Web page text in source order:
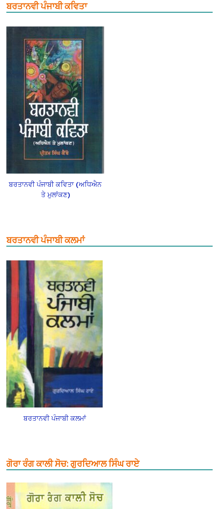
ਬਰਤਾਨਵੀ ਪੰਜਾਬੀ ਕਵਿਤਾ
ਬਰਤਾਨਵੀ ਪੰਜਾਬੀ ਕਵਿਤਾ (ਅਧਿਐਨ
ਤੇ ਮੁਲਾਂਕਣ)
ਬਰਤਾਨਵੀ ਪੰਜਾਬੀ ਕਲਮਾਂ
ਬਰਤਾਨਵੀ ਪੰਜਾਬੀ ਕਲਮਾਂ
ਗੋਰਾ ਰੰਗ ਕਾਲੀ ਸੋਚ: ਗੁਰਦਿਆਲ ਸਿੰਘ ਰਾਏ